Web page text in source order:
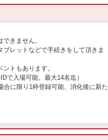
きません。
レットなどで手続きをして頂きま
トもあります。
で入場可能。最大14名迄）
に限り1枠登録可能、消化後に新た